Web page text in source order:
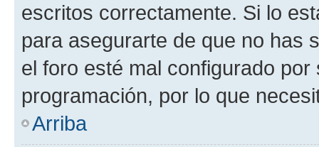
escritos correctamente. Si lo
para asegurarte de que no has
el foro esté mal configurado
programación, por lo que
Arriba